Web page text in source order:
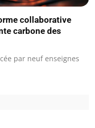
collaborative
carbone des
par neuf enseignes